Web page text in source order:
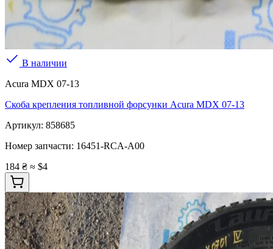
В наличии
Acura MDX 07-13
Скоба крепления топливной форсунки Acura MDX 07-13
Артикул: 858685
Номер запчасти: 16451-RCA-A00
184 ₴ ≈ $4